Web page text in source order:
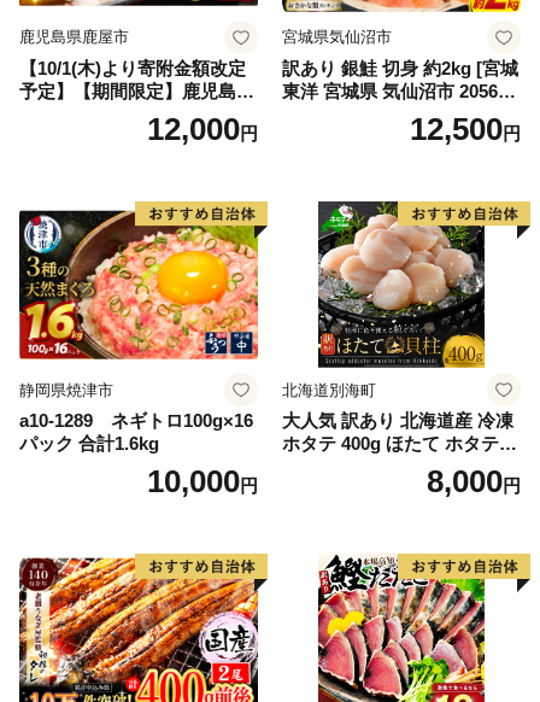
鹿児島県鹿屋市
【10/1(木)より寄附金額改定
予定】【期間限定】鹿児島県
大隅産うなぎ蒲焼4尾（400
g） KN007-02312,000円
宮城県気仙沼市
訳あり 銀鮭 切身 約2kg [宮城
東洋 宮城県 気仙沼市 205649
91] 鮭 魚介類 海鮮 訳アリ 規
格外 不揃い さけ サケ 鮭切身
切り身 魚 わけあり
12,500円
静岡県焼津市
a10-1289 ネギトロ100g×16
パック 合計1.6kg
10,000円
北海道別海町
大人気 訳あり 北海道産 冷凍
ホタテ 400g ほたて ホタテ
8,000円